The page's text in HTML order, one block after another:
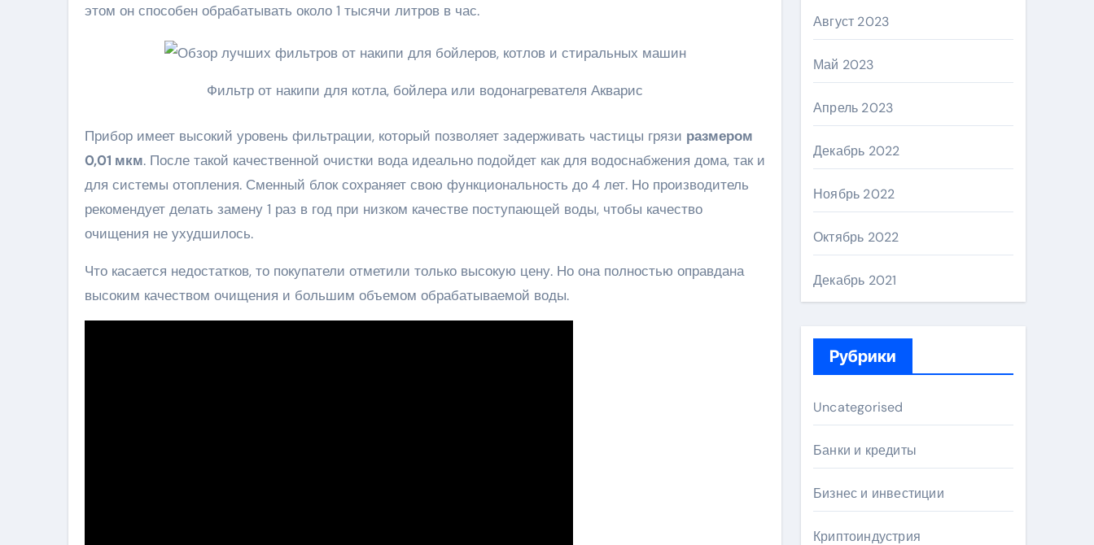
этом он способен обрабатывать около 1 тысячи литров в час.
Фильтр от накипи для котла, бойлера или водонагревателя Акварис
Прибор имеет высокий уровень фильтрации, который позволяет задерживать частицы грязи размером
0,01 мкм. После такой качественной очистки вода идеально подойдет как для водоснабжения дома, так и
для системы отопления. Сменный блок сохраняет свою функциональность до 4 лет. Но производитель
рекомендует делать замену 1 раз в год при низком качестве поступающей воды, чтобы качество
очищения не ухудшилось.
Что касается недостатков, то покупатели отметили только высокую цену. Но она полностью оправдана
высоким качеством очищения и большим объемом обрабатываемой воды.
Август 2023
Май 2023
Апрель 2023
Декабрь 2022
Ноябрь 2022
Октябрь 2022
Декабрь 2021
Рубрики
Uncategorised
Банки и кредиты
Бизнес и инвестиции
Криптоиндустрия